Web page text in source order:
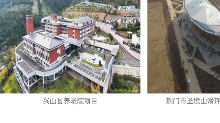
兴山县养老院项目 荆门市圣境山滑